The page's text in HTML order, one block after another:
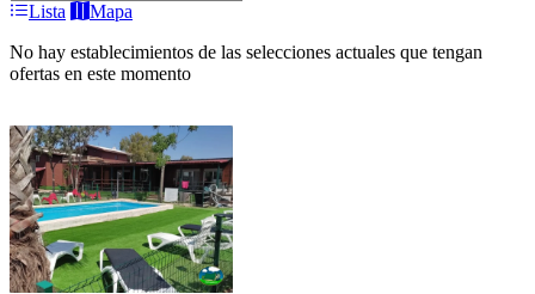
Lista
Mapa
No hay establecimientos de las selecciones actuales que tengan
ofertas en este momento